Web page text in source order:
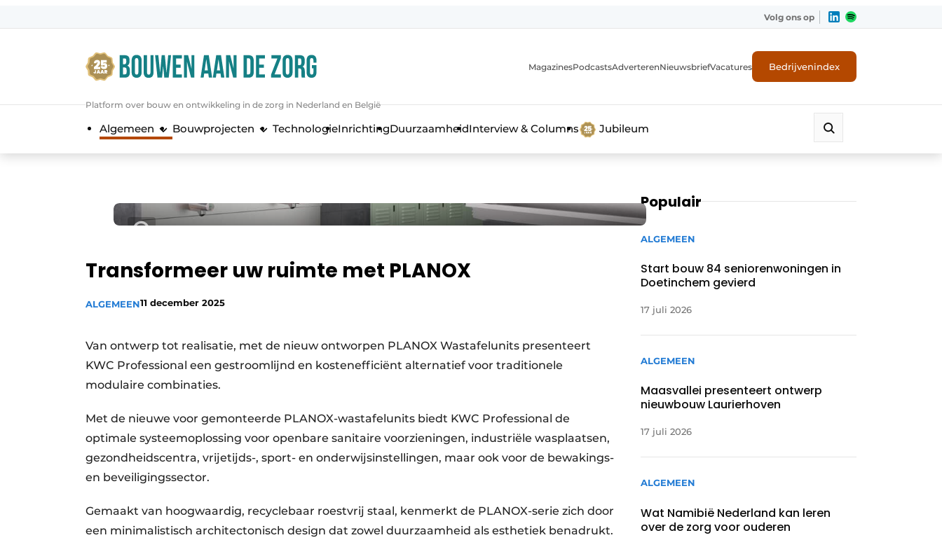
Algemene voorwaarden
Contact
Nieuwsbrief
Podcasts
Vacature aanmelden
Volg ons op
Platform over bouw en ontwikkeling in de zorg in Nederland en België
MagazinesPodcastsAdverterenNieuwsbriefVacatures Bedrijvenindex
Algemeen Bouwprojecten TechnologieInrichtingDuurzaamheidInterview & Columns Jubileum
Transformeer uw ruimte met PLANOX
ALGEMEEN11 december 2025
Van ontwerp tot realisatie, met de nieuw ontworpen PLANOX Wastafelunits presenteert
KWC Professional een gestroomlijnd en kostenefficiënt alternatief voor traditionele
modulaire combinaties.
Met de nieuwe voor gemonteerde PLANOX-wastafelunits biedt KWC Professional de
optimale systeemoplossing voor openbare sanitaire voorzieningen, industriële wasplaatsen,
gezondheidscentra, vrijetijds-, sport- en onderwijsinstellingen, maar ook voor de bewakings-
en beveiligingssector.
Gemaakt van hoogwaardig, recyclebaar roestvrij staal, kenmerkt de PLANOX-serie zich door
een minimalistisch architectonisch design dat zowel duurzaamheid als esthetiek benadrukt.
Populair
ALGEMEEN
Start bouw 84 seniorenwoningen in
Doetinchem gevierd
17 juli 2026
ALGEMEEN
Maasvallei presenteert ontwerp
nieuwbouw Laurierhoven
17 juli 2026
ALGEMEEN
Wat Namibië Nederland kan leren
over de zorg voor ouderen